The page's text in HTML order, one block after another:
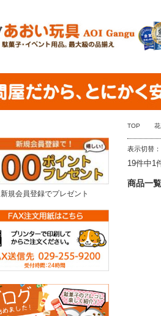
TOP 花
表示切替：
19件中1
商品一覧
新規会員登録でプレゼント